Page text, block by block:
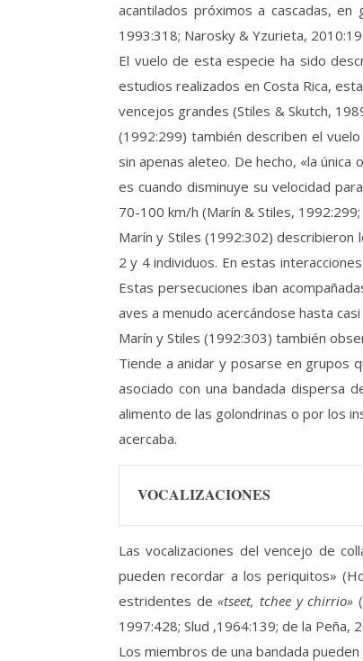
acantilados próximos a cascadas,
1993:318; Narosky & Yzurieta,
El vuelo de esta especie ha sido
estudios realizados en Costa Rica,
vencejos grandes (Stiles & Skutch,
(1992:299) también describen el
sin apenas aleteo. De hecho, «la
es cuando disminuye su velocidad
70-100 km/h (Marín & Stiles,
Marín y Stiles (1992:302)
2 y 4 individuos. En estas
Estas persecuciones iban
aves a menudo acercándose hasta
Marín y Stiles (1992:303) también
Tiende a anidar y posarse en grupos
asociado con una bandada dispersa
alimento de las golondrinas o por los
acercaba.
VOCALIZACIONES
Las vocalizaciones del vencejo de
pueden recordar a los periquitos»
estridentes de«tseet, tchee y chirrio»
1997:428; Slud ,1964:139; de la Peña,
Los miembros de una bandada